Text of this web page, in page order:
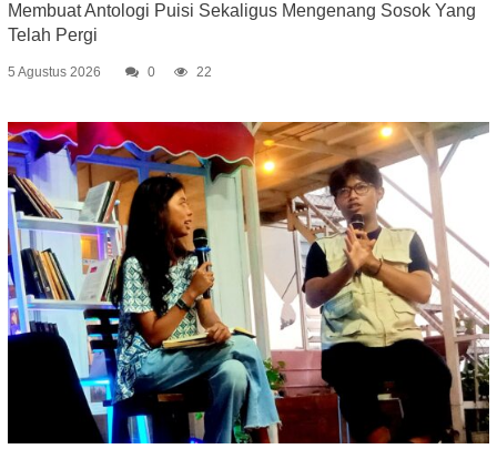
Membuat Antologi Puisi Sekaligus Mengenang Sosok Yang
Telah Pergi
5 Agustus 2026 0 22